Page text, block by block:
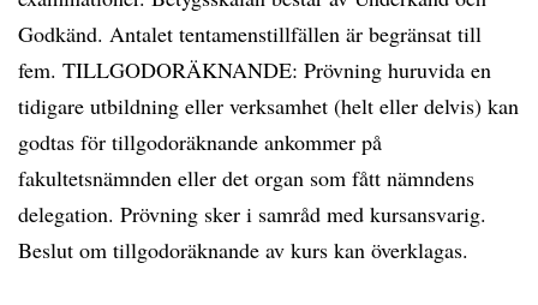
Godkänd. Antalet tentamenstillfällen är begränsat till
fem. TILLGODORÄKNANDE: Prövning huruvida en
tidigare utbildning eller verksamhet (helt eller delvis) kan
godtas för tillgodoräknande ankommer på
fakultetsnämnden eller det organ som fått nämndens
delegation. Prövning sker i samråd med kursansvarig.
Beslut om tillgodoräknande av kurs kan överklagas.